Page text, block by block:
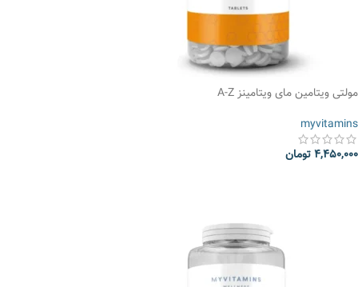
مولتی ویتامین مای ویتامینز A-Z
myvitamins
4,450,000تومان